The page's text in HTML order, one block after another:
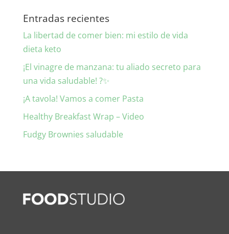
Entradas recientes
La libertad de comer bien: mi estilo de vida
dieta keto
¡El vinagre de manzana: tu aliado secreto para
una vida saludable! ?✨
¡A tavola! Vamos a comer Pasta
Healthy Breakfast Wrap – Video
Fudgy Brownies saludable